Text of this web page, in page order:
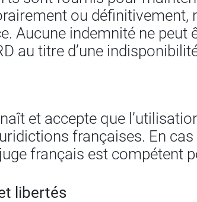
ou
Aucune indemnité ne peut
au titre d’une
et accepte que
françaises. En
français est compétent
libertés